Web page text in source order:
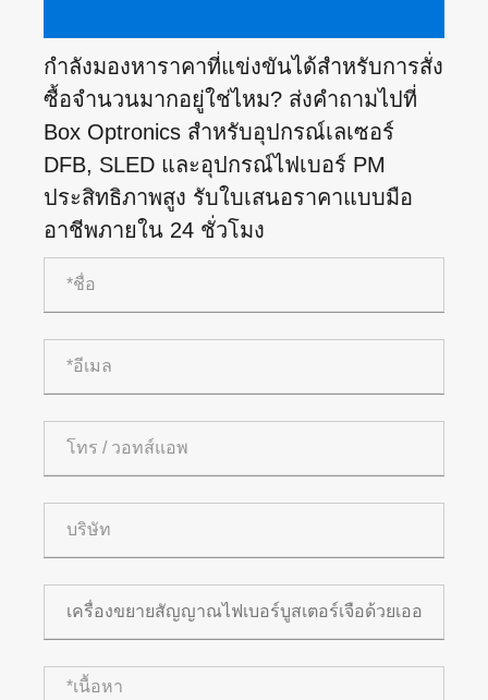
กำลังมองหาราคาที่แข่งขันได้สำหรับการสั่ง
ซื้อจำนวนมากอยู่ใช่ไหม? ส่งคำถามไปที่
Box Optronics สำหรับอุปกรณ์เลเซอร์
DFB, SLED และอุปกรณ์ไฟเบอร์ PM
ประสิทธิภาพสูง รับใบเสนอราคาแบบมือ
อาชีพภายใน 24 ชั่วโมง